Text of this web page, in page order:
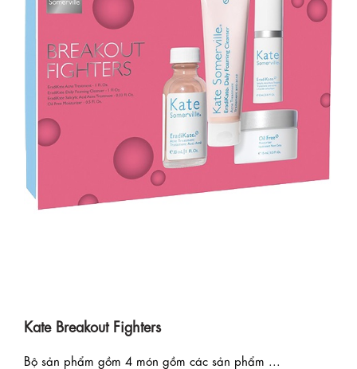
Kate Breakout Fighters
Bộ sản phẩm gồm 4 món gồm các sản phẩm ...